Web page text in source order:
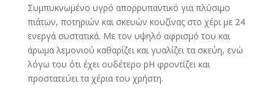
Συμπυκνωμένο υγρό απορρυπαντικό για πλύσιμο
πιάτων, ποτηριών και σκευών κουζίνας στο χέρι με 24
ενεργά συστατικά. Με τον υψηλό αφρισμό του και
άρωμα λεμονιού καθαρίζει και γυαλίζει τα σκεύη, ενώ
λόγω του ότι έχει ουδέτερο pH φροντίζει και
προστατεύει τα χέρια του χρήστη.